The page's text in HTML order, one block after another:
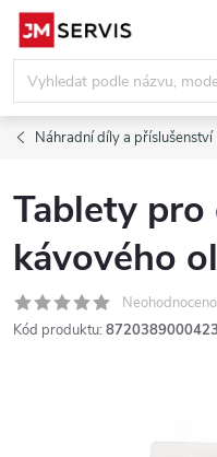
Přejít
obsah
Náhradní díly a příslušenství
Tablety
kávového
Neohodnoceno
Kód produktu: 8720389000423